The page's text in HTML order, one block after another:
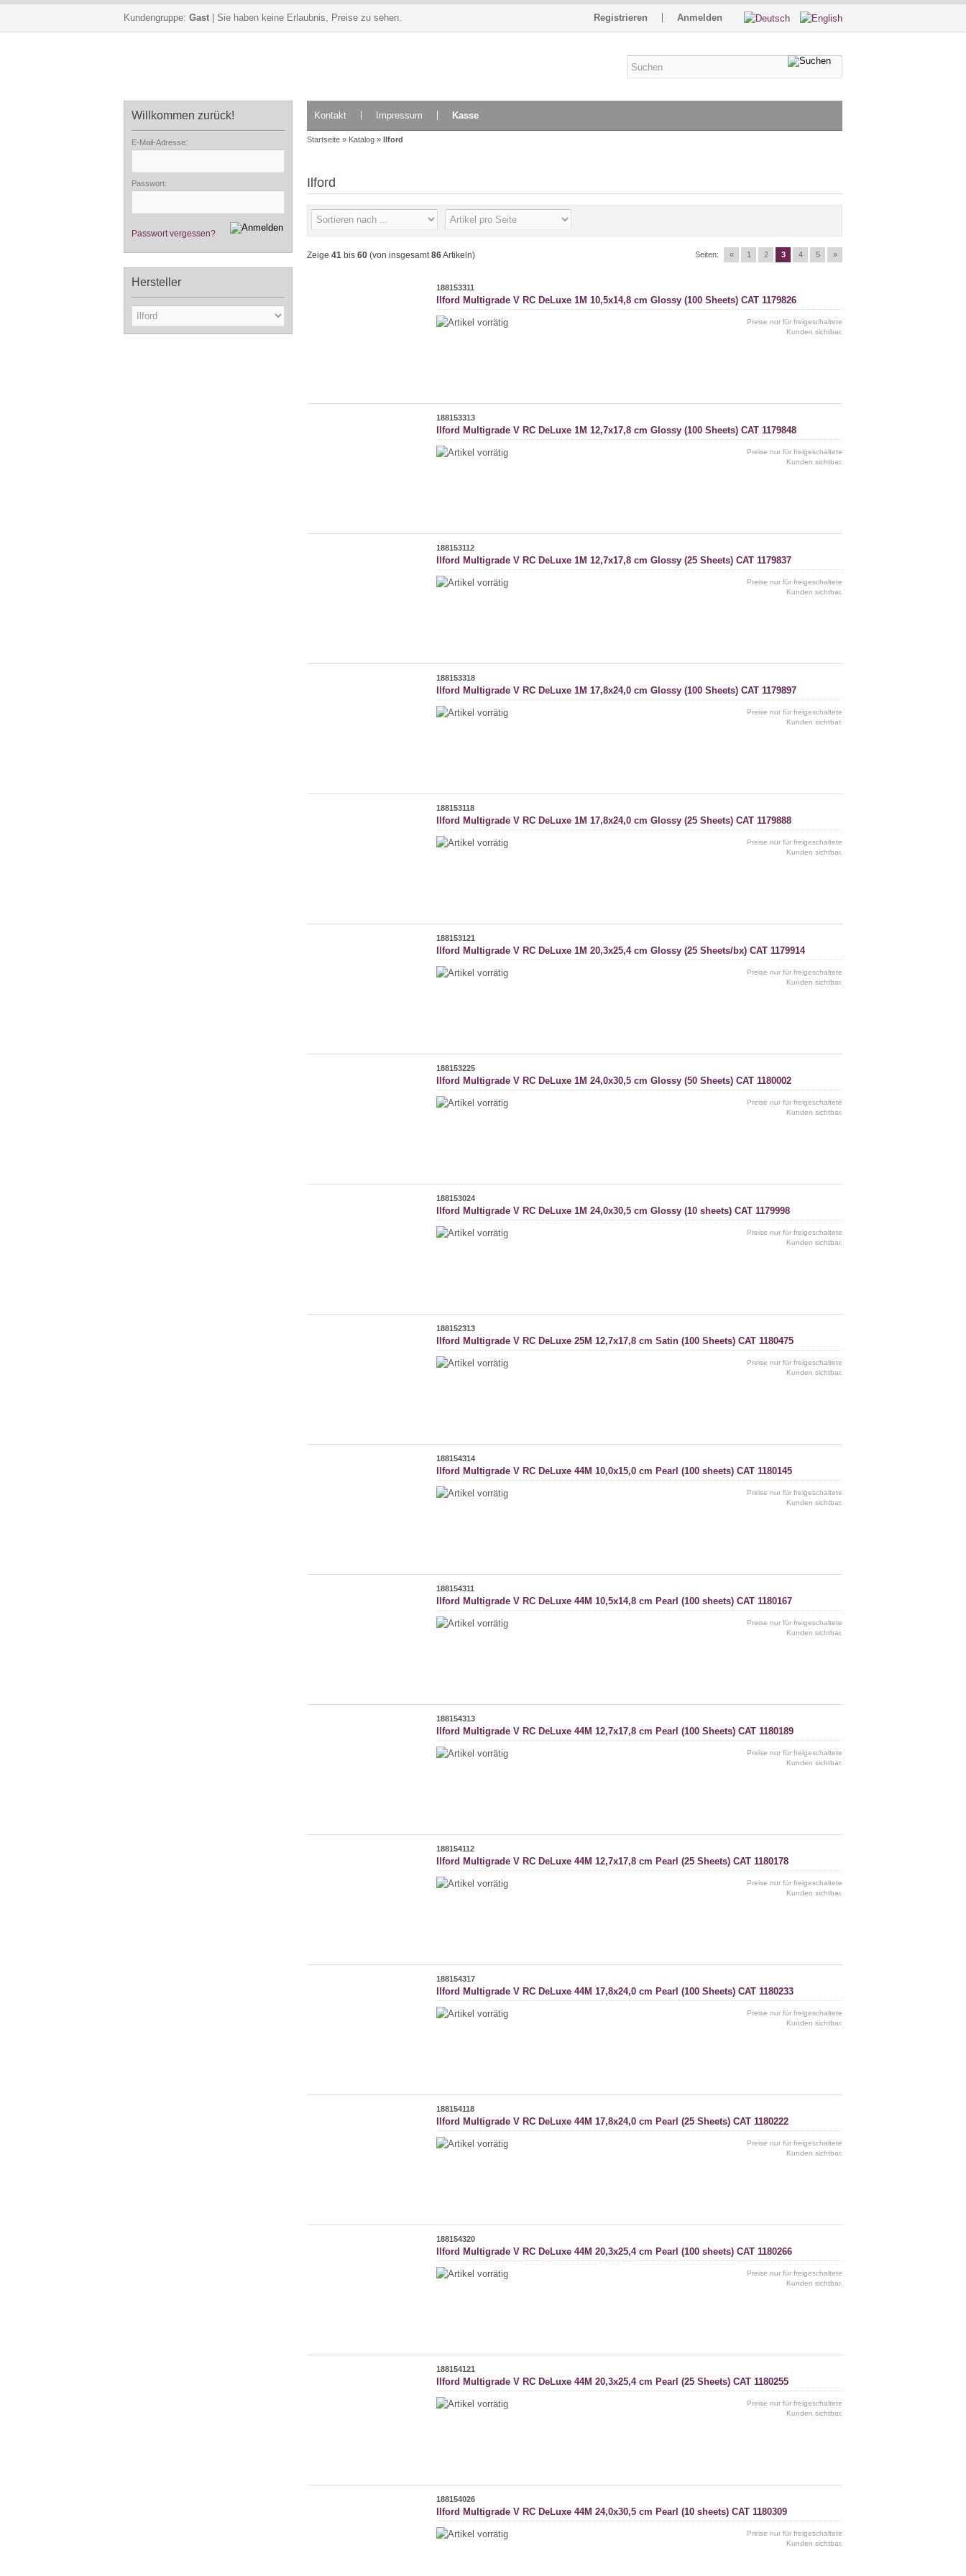
Kundengruppe: Gast | Sie haben keine Erlaubnis, Preise zu sehen. Registrieren Anmelden
Willkommen zurück!
E-Mail-Adresse:
Passwort:
Passwort vergessen?
Hersteller
Kontakt Impressum Kasse
Startseite » Katalog » Ilford
Ilford
Zeige 41 bis 60 (von insgesamt86Artikeln) Seiten: « 1 2 3 4 5 »
188153311
Ilford Multigrade V RC DeLuxe 1M 10,5x14,8 cm Glossy (100 Sheets) CAT 1179826
Preise nur für freigeschaltete
Kunden sichtbar.
188153313
Ilford Multigrade V RC DeLuxe 1M 12,7x17,8 cm Glossy (100 Sheets) CAT 1179848
Preise nur für freigeschaltete
Kunden sichtbar.
188153112
Ilford Multigrade V RC DeLuxe 1M 12,7x17,8 cm Glossy (25 Sheets) CAT 1179837
Preise nur für freigeschaltete
Kunden sichtbar.
188153318
Ilford Multigrade V RC DeLuxe 1M 17,8x24,0 cm Glossy (100 Sheets) CAT 1179897
Preise nur für freigeschaltete
Kunden sichtbar.
188153118
Ilford Multigrade V RC DeLuxe 1M 17,8x24,0 cm Glossy (25 Sheets) CAT 1179888
Preise nur für freigeschaltete
Kunden sichtbar.
188153121
Ilford Multigrade V RC DeLuxe 1M 20,3x25,4 cm Glossy (25 Sheets/bx) CAT 1179914
Preise nur für freigeschaltete
Kunden sichtbar.
188153225
Ilford Multigrade V RC DeLuxe 1M 24,0x30,5 cm Glossy (50 Sheets) CAT 1180002
Preise nur für freigeschaltete
Kunden sichtbar.
188153024
Ilford Multigrade V RC DeLuxe 1M 24,0x30,5 cm Glossy (10 sheets) CAT 1179998
Preise nur für freigeschaltete
Kunden sichtbar.
188152313
Ilford Multigrade V RC DeLuxe 25M 12,7x17,8 cm Satin (100 Sheets) CAT 1180475
Preise nur für freigeschaltete
Kunden sichtbar.
188154314
Ilford Multigrade V RC DeLuxe 44M 10,0x15,0 cm Pearl (100 sheets) CAT 1180145
Preise nur für freigeschaltete
Kunden sichtbar.
188154311
Ilford Multigrade V RC DeLuxe 44M 10,5x14,8 cm Pearl (100 sheets) CAT 1180167
Preise nur für freigeschaltete
Kunden sichtbar.
188154313
Ilford Multigrade V RC DeLuxe 44M 12,7x17,8 cm Pearl (100 Sheets) CAT 1180189
Preise nur für freigeschaltete
Kunden sichtbar.
188154112
Ilford Multigrade V RC DeLuxe 44M 12,7x17,8 cm Pearl (25 Sheets) CAT 1180178
Preise nur für freigeschaltete
Kunden sichtbar.
188154317
Ilford Multigrade V RC DeLuxe 44M 17,8x24,0 cm Pearl (100 Sheets) CAT 1180233
Preise nur für freigeschaltete
Kunden sichtbar.
188154118
Ilford Multigrade V RC DeLuxe 44M 17,8x24,0 cm Pearl (25 Sheets) CAT 1180222
Preise nur für freigeschaltete
Kunden sichtbar.
188154320
Ilford Multigrade V RC DeLuxe 44M 20,3x25,4 cm Pearl (100 sheets) CAT 1180266
Preise nur für freigeschaltete
Kunden sichtbar.
188154121
Ilford Multigrade V RC DeLuxe 44M 20,3x25,4 cm Pearl (25 Sheets) CAT 1180255
Preise nur für freigeschaltete
Kunden sichtbar.
188154026
Ilford Multigrade V RC DeLuxe 44M 24,0x30,5 cm Pearl (10 sheets) CAT 1180309
Preise nur für freigeschaltete
Kunden sichtbar.